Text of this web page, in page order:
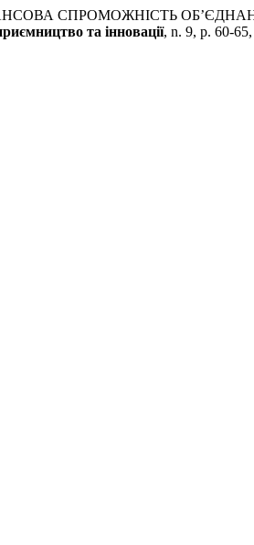
СПРОМОЖНІСТЬ
та інновації, n. 9, p. 60-